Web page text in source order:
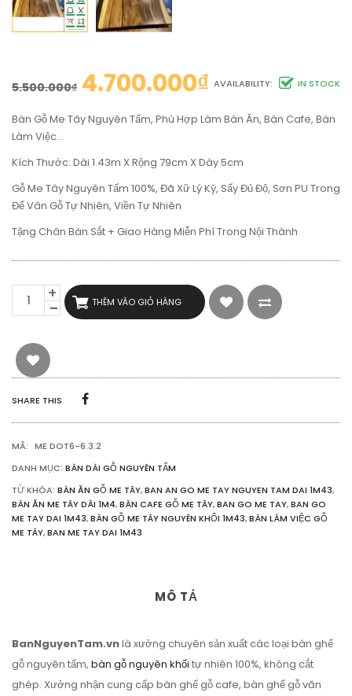
5.500.000₫ 4.700.000₫ AVAILABILITY: IN STOCK
Bàn Gỗ Me Tây Nguyên Tấm, Phù Hợp Làm Bàn Ăn, Bàn Cafe, Bàn
Làm Việc…
Kích Thước: Dài 1.43m X Rộng 79cm X Dày 5cm
Gỗ Me Tây Nguyên Tấm 100%, Đã Xữ Lý Kỹ, Sấy Đủ Độ, Sơn PU Trong
Để Vân Gỗ Tự Nhiên, Viền Tự Nhiên
Tặng Chân Bàn Sắt + Giao Hàng Miễn Phí Trong Nội Thành
GỖ
TÂY
NGUYÊN
TẤM
SỐ
THÊM VÀO GIỎ HÀNG
SHARE THIS
MÃ: ME DOT6-6.3.2
DANH MỤC: BÀN DÀI GỖ NGUYÊN TẤM
TỪ KHÓA: BÀN ĂN GỖ ME TÂY,BAN AN GO ME TAY NGUYEN TAM DAI 1M43,
BÀN ĂN ME TÂY DÀI 1M4,BÀN CAFE GỖ ME TÂY,BAN GO ME TAY,BAN GO
ME TAY DAI 1M43,BÀN GỖ ME TÂY NGUYÊN KHỐI 1M43,BÀN LÀM VIỆC GỖ
ME TÂY,BAN ME TAY DAI 1M43
MÔ TẢ
BanNguyenTam.vnlà xưởng chuyên sản xuất các loại bàn ghế
gỗ nguyên tấm, bàn gỗ nguyên khối tự nhiên 100%, không cắt
ghép. Xưởng nhận cung cấp bàn ghế gỗ cafe, bàn ghế gỗ văn